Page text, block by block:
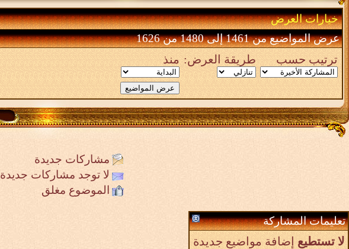
خيارات العرض
عرض المواضيع من 1461 إلى 1480 من 1626
ترتيب حسب طريقة العرض: منذ
مشاركات جديدة
لا توجد مشاركات جديدة
الموضوع مغلق
تعليمات المشاركة
لا تستطيع إضافة مواضيع جديدة